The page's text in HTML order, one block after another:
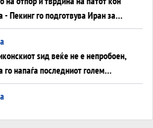
- Пекинг го подготвува Иран за
копнена инвазија
ѕид веќе не е непробоен,
го напаѓа последниот голем
на Западот?